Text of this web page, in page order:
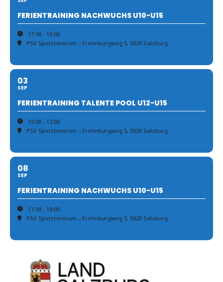
FERIENTRAINING NACHWUCHS U10-U15
17:30 - 19:00
PSV Sportzentrum , Frohnburgweg 5, 5020 Salzburg
03
SEP
FERIENTRAINING TALENTE POOL U12-U15
10:00 - 12:00
PSV Sportzentrum , Frohnburgweg 5, 5020 Salzburg
08
SEP
FERIENTRAINING NACHWUCHS U10-U15
17:30 - 19:00
PSV Sportzentrum , Frohnburgweg 5, 5020 Salzburg